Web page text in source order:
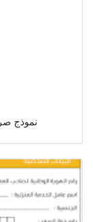
نموذج